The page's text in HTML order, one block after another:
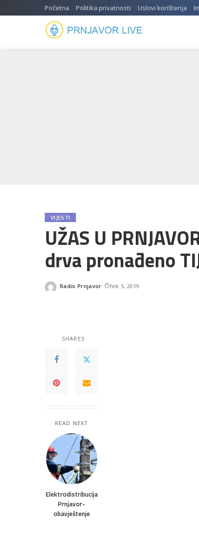
Početna Politika privatnosti Uslovi korištenja
VIJESTI
UŽAS U
drva pronađeno
Posted
Radio Prnjavor feb 5, 2019
SHARES
READ NEXT
Elektrodistribucija
Prnjavor-
obavještenje